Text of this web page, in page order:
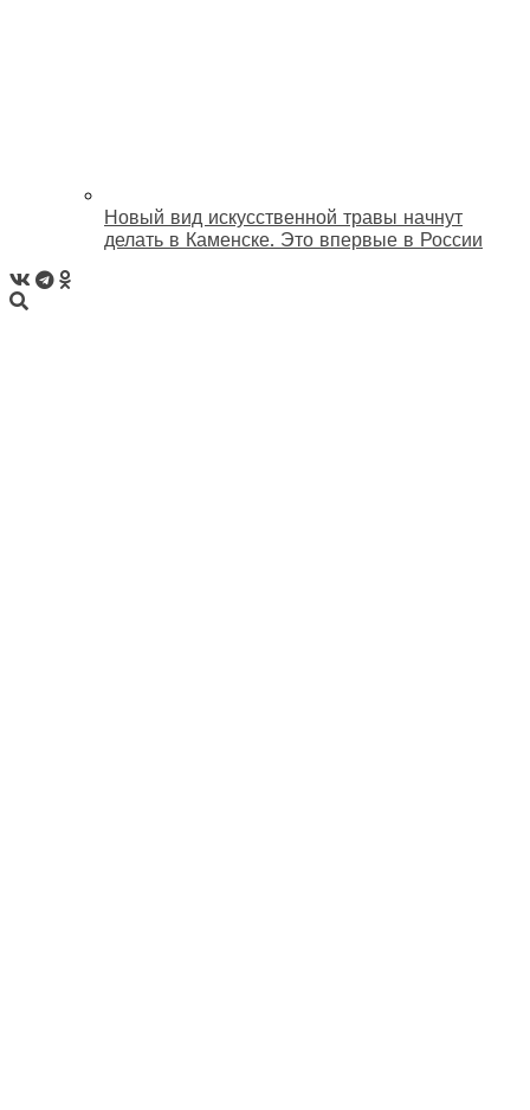
Новый вид искусственной травы начнут
делать в Каменске. Это впервые в России